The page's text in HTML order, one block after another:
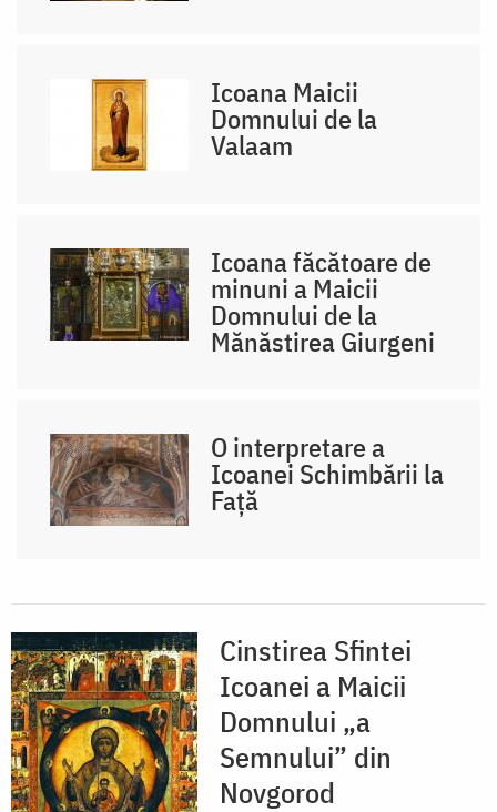
Icoana Maicii
Domnului de la
Valaam
Icoana făcătoare de
minuni a Maicii
Domnului de la
Mănăstirea Giurgeni
O interpretare a
Icoanei Schimbării la
Față
Cinstirea Sfintei
Icoanei a Maicii
Domnului „a
Semnului” din
Novgorod